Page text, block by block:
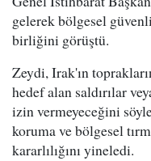
gelerek bölgesel
birliğini görüştü.
Zeydi, Irak'ın
hedef alan saldırılar
izin vermeyeceğini
koruma ve bölgesel
kararlılığını yineledi.